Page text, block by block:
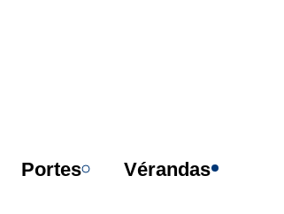
Portes Vérandas